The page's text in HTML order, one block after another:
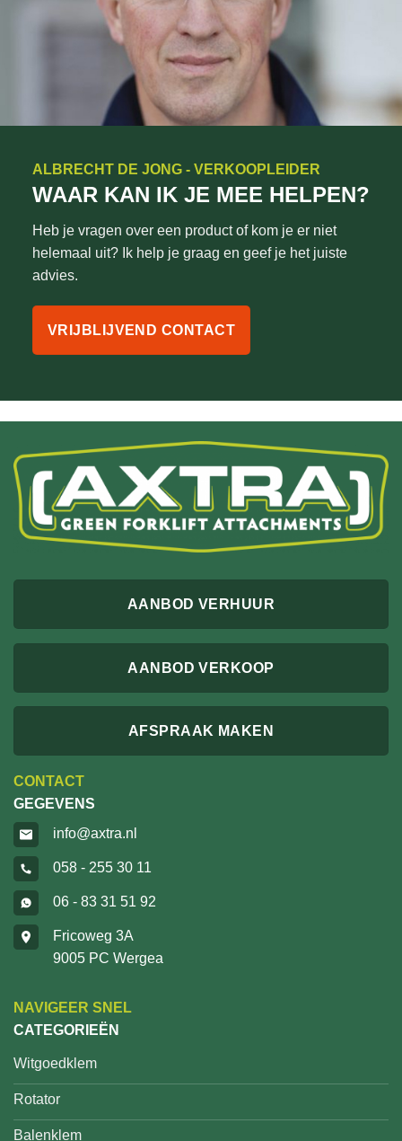
ALBRECHT DE JONG - VERKOOPLEIDER
WAAR KAN IK JE MEE HELPEN?
Heb je vragen over een product of kom je er niet
helemaal uit? Ik help je graag en geef je het juiste
advies.
VRIJBLIJVEND CONTACT
AANBOD VERHUUR
AANBOD VERKOOP
AFSPRAAK MAKEN
CONTACT
GEGEVENS
info@axtra.nl
058 - 255 30 11
06 - 83 31 51 92
Fricoweg 3A
9005 PC Wergea
NAVIGEER SNEL
CATEGORIEËN
Witgoedklem
Rotator
Balenklem